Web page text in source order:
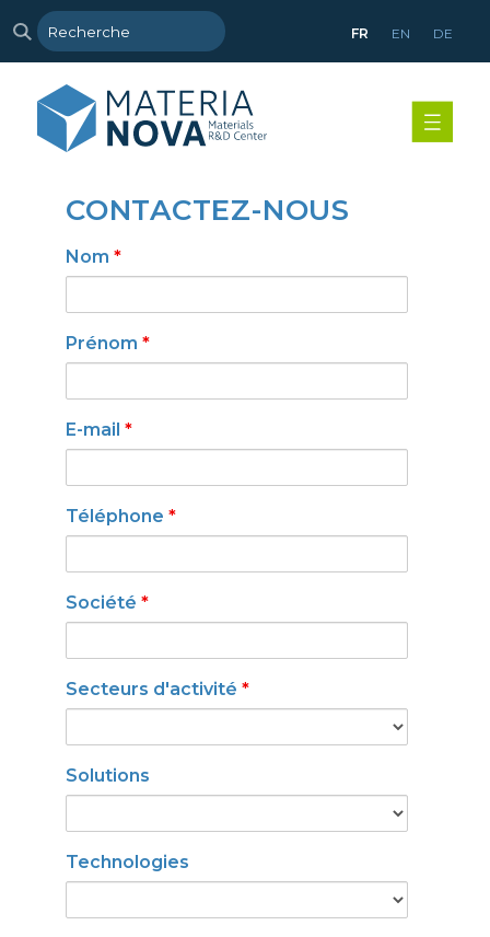
FR EN DE
CONTACTEZ-NOUS
Nom *
Prénom *
E-mail *
Téléphone *
Société *
Secteurs d'activité *
Solutions
Technologies